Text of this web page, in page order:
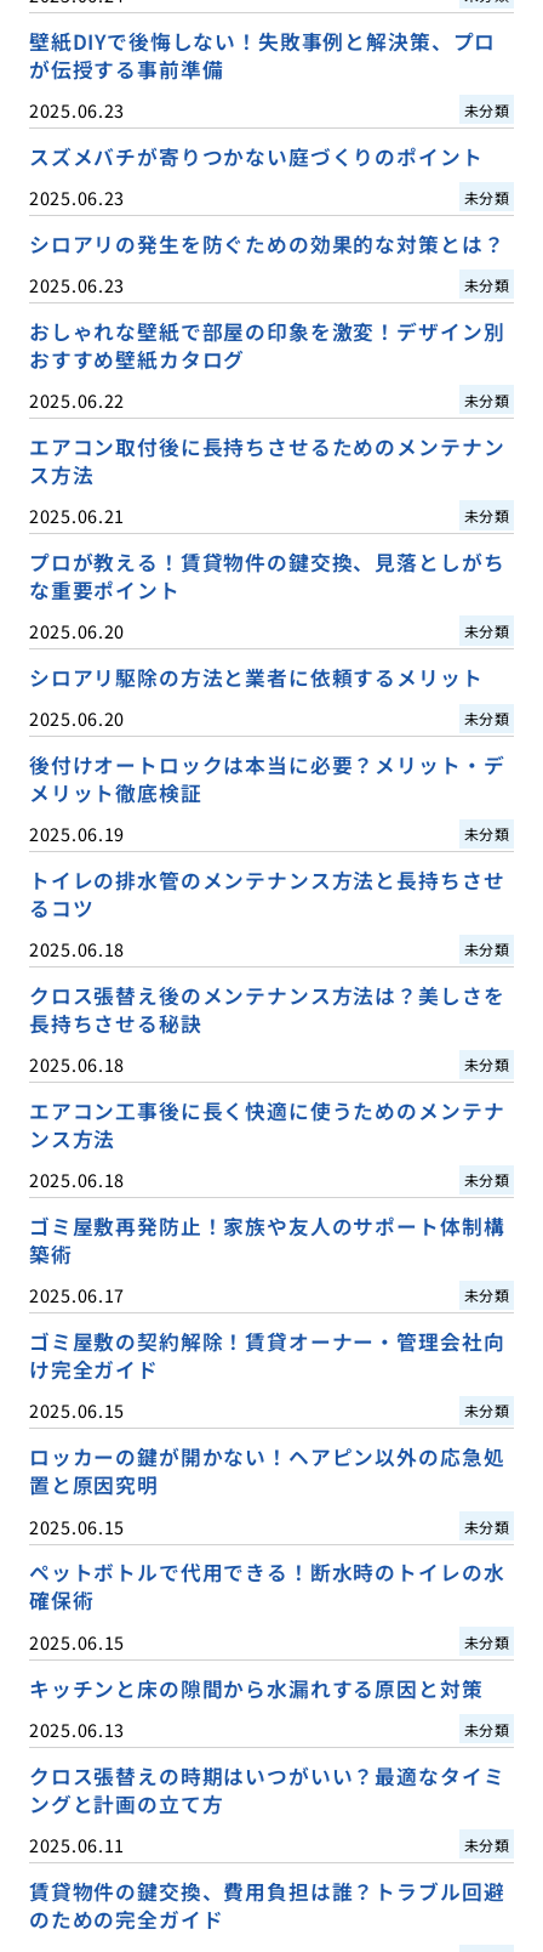
壁紙DIYで後悔しない！失敗事例と解決策、プロ
が伝授する事前準備
2025.06.23 未分類
スズメバチが寄りつかない庭づくりのポイント
2025.06.23 未分類
シロアリの発生を防ぐための効果的な対策とは？
2025.06.23 未分類
おしゃれな壁紙で部屋の印象を激変！デザイン別
おすすめ壁紙カタログ
2025.06.22 未分類
エアコン取付後に長持ちさせるためのメンテナン
ス方法
2025.06.21 未分類
プロが教える！賃貸物件の鍵交換、見落としがち
な重要ポイント
2025.06.20 未分類
シロアリ駆除の方法と業者に依頼するメリット
2025.06.20 未分類
後付けオートロックは本当に必要？メリット・デ
メリット徹底検証
2025.06.19 未分類
トイレの排水管のメンテナンス方法と長持ちさせ
るコツ
2025.06.18 未分類
クロス張替え後のメンテナンス方法は？美しさを
長持ちさせる秘訣
2025.06.18 未分類
エアコン工事後に長く快適に使うためのメンテナ
ンス方法
2025.06.18 未分類
ゴミ屋敷再発防止！家族や友人のサポート体制構
築術
2025.06.17 未分類
ゴミ屋敷の契約解除！賃貸オーナー・管理会社向
け完全ガイド
2025.06.15 未分類
ロッカーの鍵が開かない！ヘアピン以外の応急処
置と原因究明
2025.06.15 未分類
ペットボトルで代用できる！断水時のトイレの水
確保術
2025.06.15 未分類
キッチンと床の隙間から水漏れする原因と対策
2025.06.13 未分類
クロス張替えの時期はいつがいい？最適なタイミ
ングと計画の立て方
2025.06.11 未分類
賃貸物件の鍵交換、費用負担は誰？トラブル回避
のための完全ガイド